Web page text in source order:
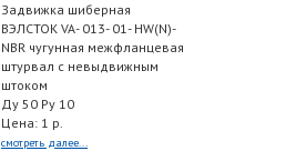
Задвижка шиберная
ВЭЛСТОК VA- 013- 01- HW(N)-
NBR чугунная межфланцевая
штурвал с невыдвижным
штоком
Ду 50 Ру 10
Цена: 1 р.
смотреть далее...